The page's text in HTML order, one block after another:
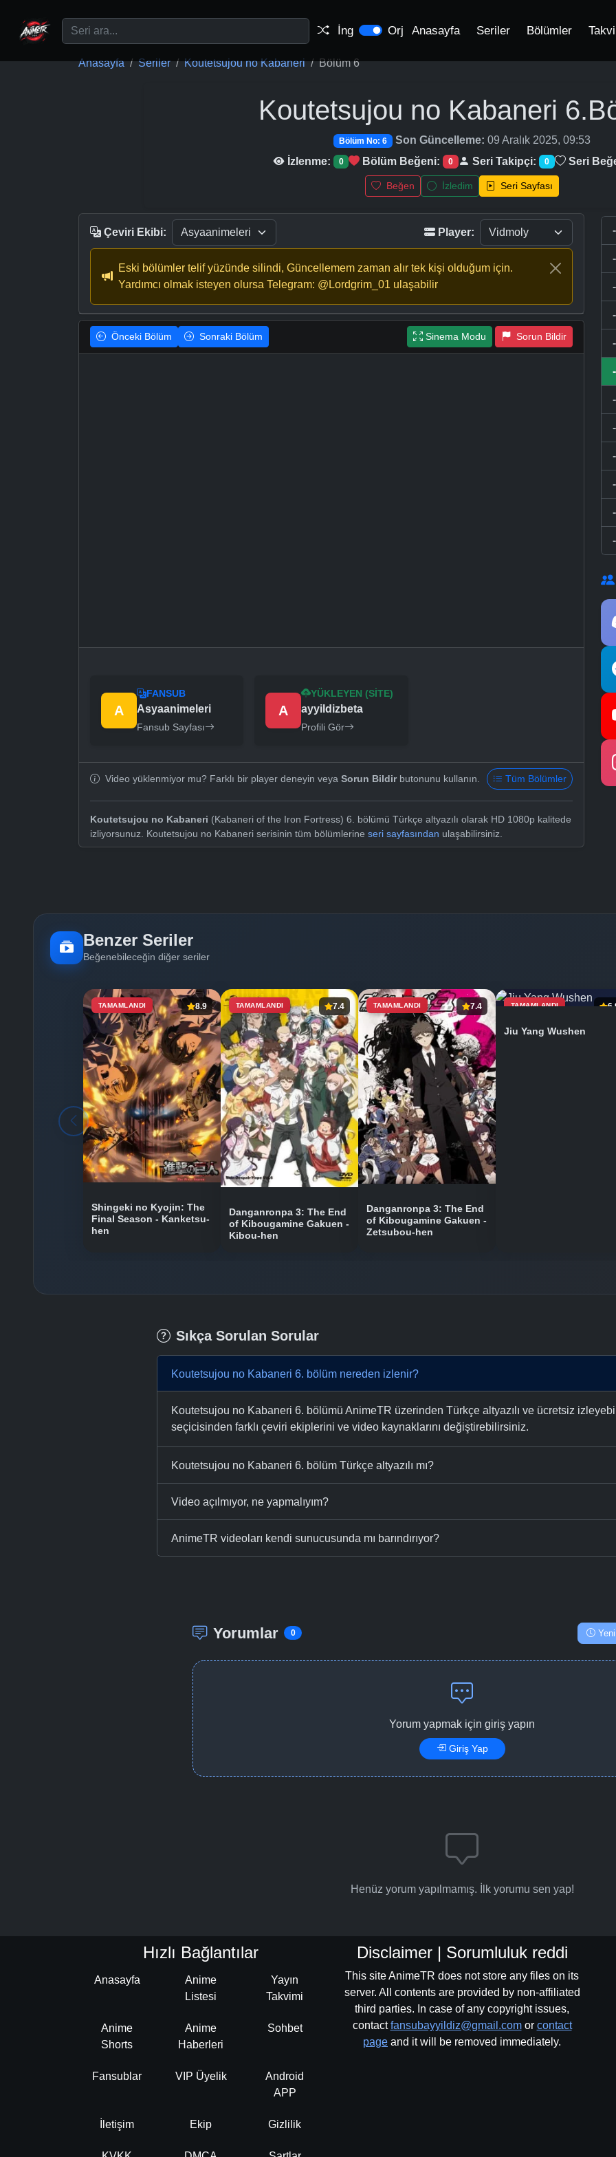
İng Orj Anasayfa Seriler Bölümler
Anasayfa Seriler Koutetsujou no Kabaneri Bölüm 6
Koutetsujou no Kabaneri
Bölüm No: 6 Son Güncelleme: 09 Aralık 2025, 09:53
İzlenme:
0 Bölüm Beğeni: 0 Seri Takipçi: 0 Seri
Beğen İzledim Seri Sayfası
Çeviri Ekibi: Player:
Eski bölümler telif yüzünde silindi, Güncellemem zaman alır tek kişi olduğum için.
Yardımcı olmak isteyen olursa Telegram: @Lordgrim_01 ulaşabilir
Önceki Bölüm Sonraki Bölüm Sinema Modu Sorun Bildir
A
FANSUB
Asyaanimeleri
Fansub Sayfası
A
YÜKLEYEN (SITE)
ayyildizbeta
Profili Gör
Video yüklenmiyor mu? Farklı bir player deneyin veya Sorun Bildirbutonunu kullanın. Tüm Bölümler
Koutetsujou no Kabaneri (Kabaneri of the Iron Fortress) 6. bölümü Türkçe altyazılı olarak HD 1080p kalitede
izliyorsunuz. Koutetsujou no Kabaneri serisinin tüm bölümlerine seri sayfasından ulaşabilirsiniz.
Benzer Seriler
Beğenebileceğin diğer seriler
TAMAMLANDI 8.9
Shingeki no Kyojin: The
Final Season - Kanketsu-
hen
TAMAMLANDI 7.4
Danganronpa 3: The End
of Kibougamine Gakuen -
Kibou-hen
TAMAMLANDI 7.4
Danganronpa 3: The End
of Kibougamine Gakuen -
Zetsubou-hen
TAMAMLANDI
Jiu Yang Wushen
Sıkça Sorulan Sorular
Koutetsujou no Kabaneri 6. bölüm nereden izlenir?
Koutetsujou no Kabaneri 6. bölümü AnimeTR üzerinden Türkçe altyazılı ve ücretsiz
seçicisinden farklı çeviri ekiplerini ve video kaynaklarını değiştirebilirsiniz.
Koutetsujou no Kabaneri 6. bölüm Türkçe altyazılı mı?
Video açılmıyor, ne yapmalıyım?
AnimeTR videoları kendi sunucusunda mı barındırıyor?
Yorumlar 0 Yeni
Yorum yapmak için giriş yapın
Giriş Yap
Henüz yorum yapılmamış. İlk yorumu sen yap!
Hızlı Bağlantılar
Anasayfa
Anime
Listesi
Yayın
Takvimi
Anime
Shorts
Anime
Haberleri
Sohbet
Fansublar VIP Üyelik
Android
APP
İletişim Ekip Gizlilik
Disclaimer | Sorumluluk reddi
This site AnimeTR does not store any files on its
server. All contents are provided by non-affiliated
third parties. In case of any copyright issues,
contactfansubayyildiz@gmail.comor contact
page and it will be removed immediately.